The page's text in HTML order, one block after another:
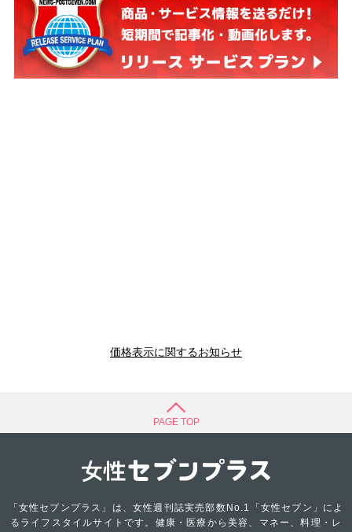
価格表示に関するお知らせ
PAGE TOP
「女性セブンプラス」は、女性週刊誌実売部数No.1「女性セブン」によ
るライフスタイルサイトです。健康・医療から美容、マネー、料理・レ